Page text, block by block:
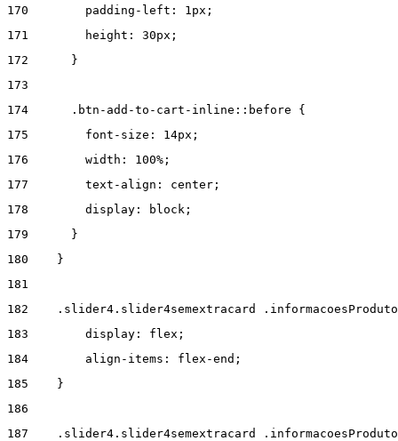
170
        padding-left: 1px;
171
        height: 30px;
172
      }
173
174
      .btn-add-to-cart-inline::before {
175
        font-size: 14px;
176
        width: 100%;
177
        text-align: center;
178
        display: block;
179
      }
180
    }
181
182
.slider4.slider4semextracard
183
        display: flex;
184
        align-items: flex-end;
185
    }
186
187
.slider4.slider4semextracard